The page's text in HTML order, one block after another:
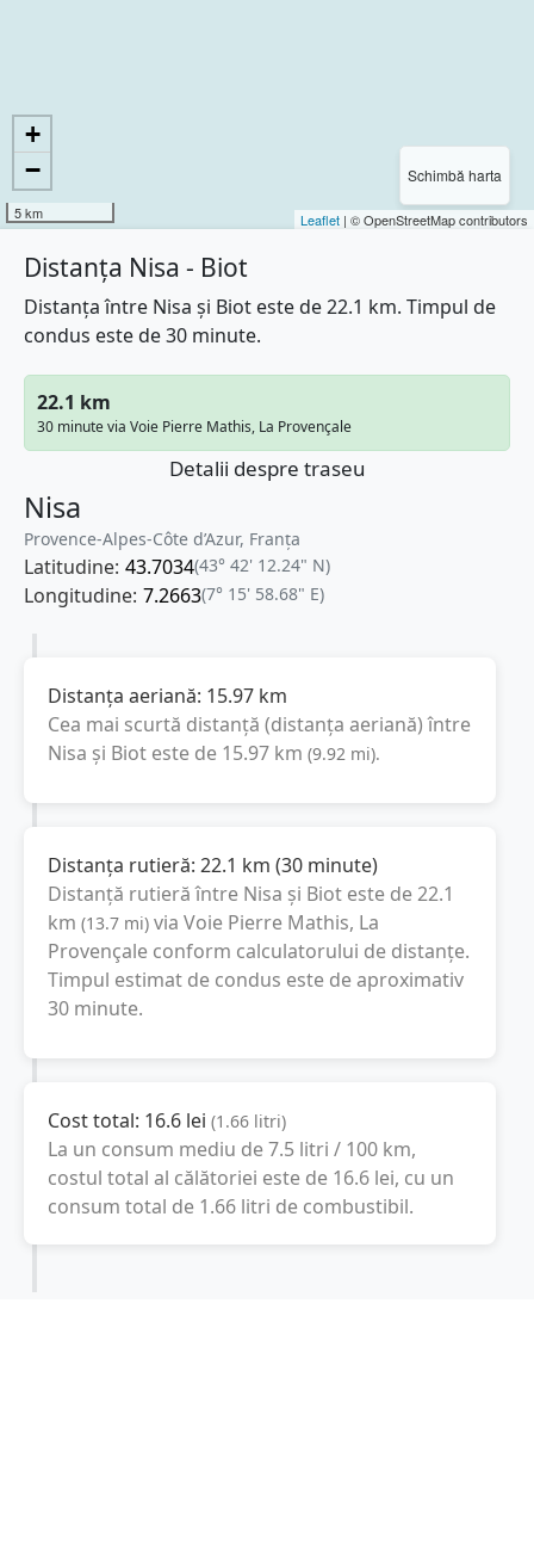
Schimbă harta
+
−
5 km Leaflet | © OpenStreetMap contributors
Distanța Nisa - Biot
Distanța între Nisa și Biot este de 22.1 km. Timpul de
condus este de 30 minute.
22.1 km
30 minute via Voie Pierre Mathis, La Provençale
Detalii despre traseu
Nisa
Provence-Alpes-Côte d’Azur, Franţa
Latitudine: 43.7034(43° 42' 12.24" N)
Longitudine: 7.2663(7° 15' 58.68" E)
Distanța aeriană: 15.97 km
Cea mai scurtă distanță (distanța aeriană) între
Nisa și Biot este de 15.97 km (9.92 mi).
Distanța rutieră: 22.1 km (30 minute)
Distanță rutieră între Nisa și Biot este de22.1
km (13.7 mi) via Voie Pierre Mathis, La
Provençale conform calculatorului de distanțe.
Timpul estimat de condus este de aproximativ
30 minute.
Cost total: 16.6 lei (1.66 litri)
La un consum mediu de7.5 litri / 100 km,
costul total al călătoriei este de 16.6 lei, cu un
consum total de 1.66 litri de combustibil.